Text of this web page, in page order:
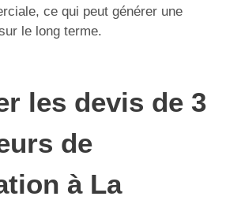
ce qui peut générer une
le long terme.
les devis de 3
de
à La